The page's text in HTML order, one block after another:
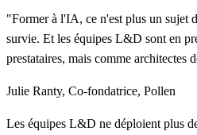
"Former à l'IA, ce n'est plus un sujet
survie. Et les équipes L&D sont en
prestataires, mais comme architectes
Julie Ranty, Co-fondatrice, Pollen
Les équipes L&D ne déploient plus